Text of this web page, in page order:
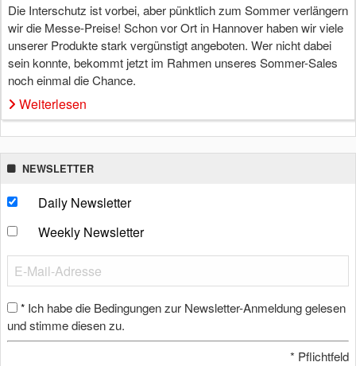
Die Interschutz ist vorbei, aber pünktlich zum Sommer verlängern
wir die Messe-Preise! Schon vor Ort in Hannover haben wir viele
unserer Produkte stark vergünstigt angeboten. Wer nicht dabei
sein konnte, bekommt jetzt im Rahmen unseres Sommer-Sales
noch einmal die Chance.
Weiterlesen
NEWSLETTER
Daily Newsletter
Weekly Newsletter
* Ich habe die Bedingungen zur Newsletter-Anmeldung gelesen
und stimme diesen zu.
* Pflichtfeld